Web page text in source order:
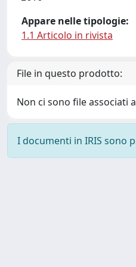
Appare nelle tipologie:
1.1 Articolo in rivista
File in questo prodotto:
Non ci sono file associati
I documenti in IRIS sono